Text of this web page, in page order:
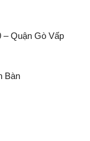
– Quận Gò Vấp
Bàn